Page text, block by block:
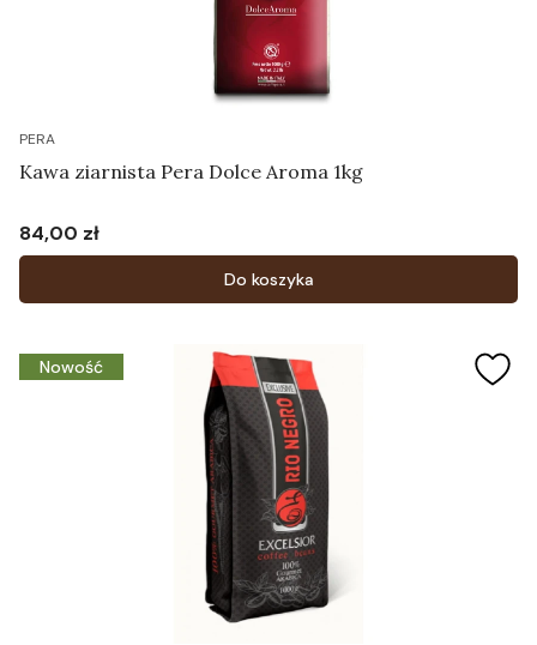
PERA
Kawa ziarnista Pera Dolce Aroma 1kg
Cena
84,00 zł
Do koszyka
Nowość